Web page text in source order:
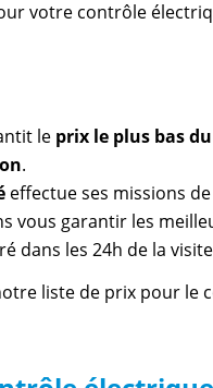
votre contrôle
le prix le plus bas
.
effectue ses missions
vous garantir les
dans les 24h de la
liste de prix pour le